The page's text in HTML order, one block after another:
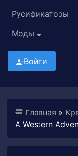
Русификаторы
Моды
Войти
Главная »
A Western